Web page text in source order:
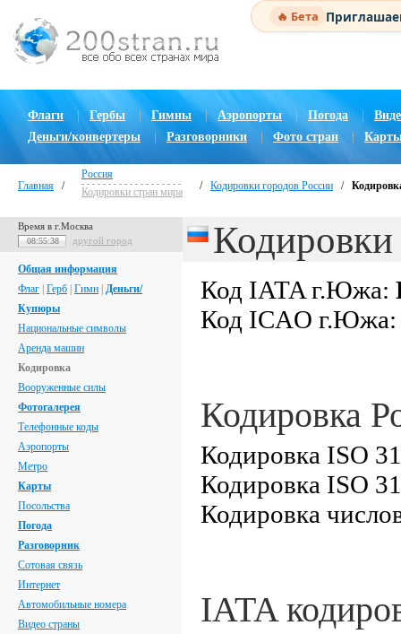
🔥 Бета
Флаги Гербы Гимны | Аэропорты Погода |
Деньги/конвертеры
Разговорники Фото стран
Главная /
Россия
Кодировки стран мира
/ Кодировки городов России /
Время в г.Москва
08:55:39 другой город
Общая информация
Флаг Герб Гимн Деньги/
Купюры
Национальные символы
Аренда машин
Кодировка
Вооруженные силы
Фотогалерея
Телефонные коды
Аэропорты
Метро
Карты
Посольства
Погода
Разговорник
Сотовая связь
Интернет
Автомобильные номера
Видео страны
Код IATA г.Южа:
Код ICAO
Кодировка
Кодировка ISO
Кодировка ISO
Кодировка
IATA